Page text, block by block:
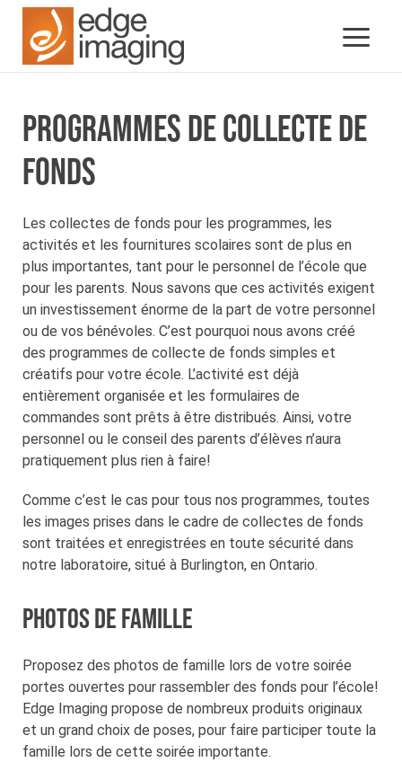
PROGRAMMES DE COLLECTE DE
FONDS
Les collectes de fonds pour les programmes, les
activités et les fournitures scolaires sont de plus en
plus importantes, tant pour le personnel de l’école que
pour les parents. Nous savons que ces activités exigent
un investissement énorme de la part de votre personnel
ou de vos bénévoles. C’est pourquoi nous avons créé
des programmes de collecte de fonds simples et
créatifs pour votre école. L’activité est déjà
entièrement organisée et les formulaires de
commandes sont prêts à être distribués. Ainsi, votre
personnel ou le conseil des parents d’élèves n’aura
pratiquement plus rien à faire!
Comme c’est le cas pour tous nos programmes, toutes
les images prises dans le cadre de collectes de fonds
sont traitées et enregistrées en toute sécurité dans
notre laboratoire, situé à Burlington, en Ontario.
Photos de famille
Proposez des photos de famille lors de votre soirée
portes ouvertes pour rassembler des fonds pour l’école!
Edge Imaging propose de nombreux produits originaux
et un grand choix de poses, pour faire participer toute la
famille lors de cette soirée importante.